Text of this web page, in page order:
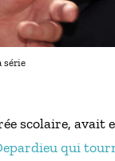
série
scolaire, avait
qui